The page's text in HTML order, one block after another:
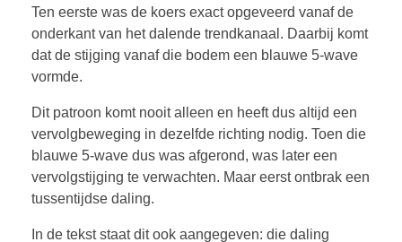
Ten eerste was de koers exact opgeveerd vanaf de
onderkant van het dalende trendkanaal. Daarbij komt
dat de stijging vanaf die bodem een blauwe 5-wave
vormde.
Dit patroon komt nooit alleen en heeft dus altijd een
vervolgbeweging in dezelfde richting nodig. Toen die
blauwe 5-wave dus was afgerond, was later een
vervolgstijging te verwachten. Maar eerst ontbrak een
tussentijdse daling.
In de tekst staat dit ook aangegeven: die daling